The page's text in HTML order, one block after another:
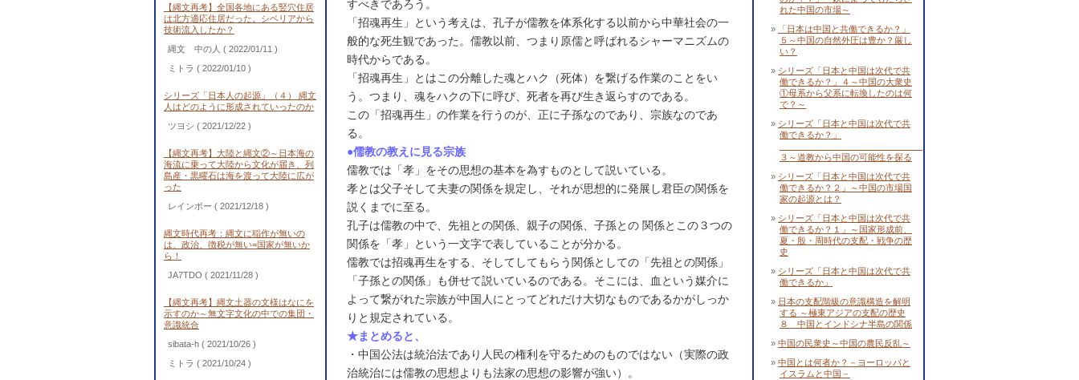
【縄文再考】全国各地にある竪穴住居
は北方適応住居だった。シベリアから
技術流入したか？
縄文 中の人 ( 2022/01/11 )
ミトラ ( 2022/01/10 )
シリーズ「日本人の起源」（４） 縄文
人はどのように形成されていったのか
ツヨシ ( 2021/12/22 )
【縄文再考】大陸と縄文②～日本海の
海流に乗って大陸から文化が届き、列
島産・黒曜石は海を渡って大陸に広が
った
レインボー ( 2021/12/18 )
縄文時代再考：縄文に稲作が無いの
は、政治、徴税が無い=国家が無いか
ら！
JA7TDO ( 2021/11/28 )
【縄文再考】縄文土器の文様はなにを
示すのか～無文字文化の中での集団・
意識統合
sibata-h ( 2021/10/26 )
ミトラ ( 2021/10/24 )
すべきであろう。
「招魂再生」という考えは、孔子が儒教を体系化する以前から中華社会の一
般的な死生観であった。儒教以前、つまり原儒と呼ばれるシャーマニズムの
時代からである。
「招魂再生」とはこの分離した魂とハク（死体）を繋げる作業のことをい
う。つまり、魂をハクの下に呼び、死者を再び生き返らすのである。
この「招魂再生」の作業を行うのが、正に子孫なのであり、宗族なのであ
る。
●儒教の教えに見る宗族
儒教では「孝」をその思想の基本を為すものとして説いている。
孝とは父子そして夫妻の関係を規定し、それが思想的に発展し君臣の関係を
説くまでに至る。
孔子は儒教の中で、先祖との関係、親子の関係、子孫との 関係とこの３つの
関係を「孝」という一文字で表していることが分かる。
儒教では招魂再生をする、そしてしてもらう関係としての「先祖との関係」
「子孫との関係」も併せて説いているのである。そこには、血という媒介に
よって繋がれた宗族が中国人にとってどれだけ大切なものであるかがしっか
りと規定されている。
★まとめると、
・中国公法は統治法であり人民の権利を守るためのものではない（実際の政
治統治には儒教の思想よりも法家の思想の影響が強い）。
れた中国の市場～
「日本は中国と共働できるか？」
５～中国の自然外圧は豊か？厳し
い？
シリーズ「日本と中国は次代で共
働できるか？」４～中国の大衆史
①母系から父系に転換したのは何
で？～
シリーズ「日本と中国は次代で共
働できるか？」
３～道教から中国の可能性を探る
シリーズ「日本と中国は次代で共
働できるか？２」～中国の市場国
家の起源とは？
シリーズ「日本と中国は次代で共
働できるか？１」～国家形成前、
夏・殷・周時代の支配・戦争の歴
史
シリーズ「日本と中国は次代で共
働できるか」
日本の支配階級の意識構造を解明
する ～極東アジアの支配の歴史
８ 中国とインドシナ半島の関係
中国の民衆史～中国の農民反乱～
中国とは何者か？－ヨーロッパと
イスラムと中国－